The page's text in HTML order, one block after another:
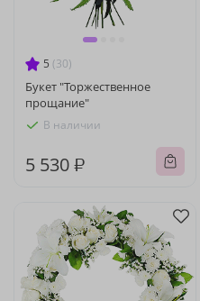
5 (30)
Букет "Торжественное
прощание"
В наличии
5 530 ₽